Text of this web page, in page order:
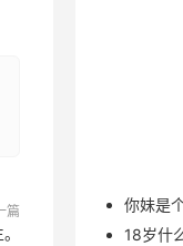
篇
你妹是
18岁什